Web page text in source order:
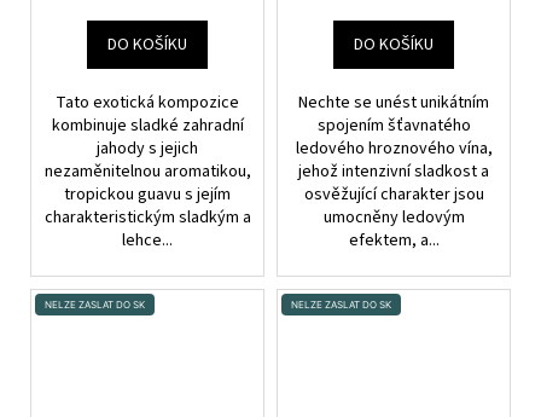
DO KOŠÍKU
Tato exotická kompozice
kombinuje sladké zahradní
jahody s jejich
nezaměnitelnou aromatikou,
tropickou guavu s jejím
charakteristickým sladkým a
lehce...
DO KOŠÍKU
Nechte se unést unikátním
spojením šťavnatého
ledového hroznového vína,
jehož intenzivní sladkost a
osvěžující charakter jsou
umocněny ledovým
efektem, a...
NELZE ZASLAT DO SK NELZE ZASLAT DO SK
DEKANG
10ML
159
195
Kč